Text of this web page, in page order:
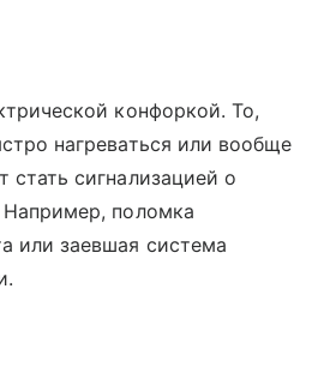
конфоркой. То,
нагреваться или вообще
стать сигнализацией о
поломка
или заевшая система